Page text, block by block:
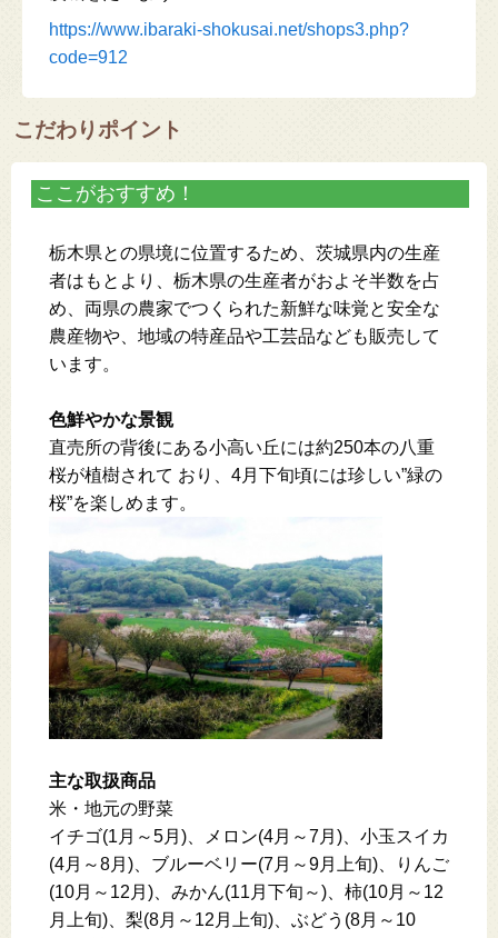
https://www.ibaraki-shokusai.net/shops3.php?
code=912
こだわりポイント
ここがおすすめ！
栃木県との県境に位置するため、茨城県内の生産
者はもとより、栃木県の生産者がおよそ半数を占
め、両県の農家でつくられた新鮮な味覚と安全な
農産物や、地域の特産品や工芸品なども販売して
います。
色鮮やかな景観
直売所の背後にある小高い丘には約250本の八重
桜が植樹されて おり、4月下旬頃には珍しい”緑の
桜”を楽しめます。
主な取扱商品
米・地元の野菜
イチゴ(1月～5月)、メロン(4月～7月)、小玉スイカ
(4月～8月)、ブルーベリー(7月～9月上旬)、りんご
(10月～12月)、みかん(11月下旬～)、柿(10月～12
月上旬)、梨(8月～12月上旬)、ぶどう(8月～10